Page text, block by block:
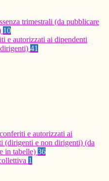
trimestrali (da pubblicare
10
e autorizzati ai dipendenti
41
e autorizzati ai
(dirigenti e non dirigenti) (da
in tabelle) 36
1